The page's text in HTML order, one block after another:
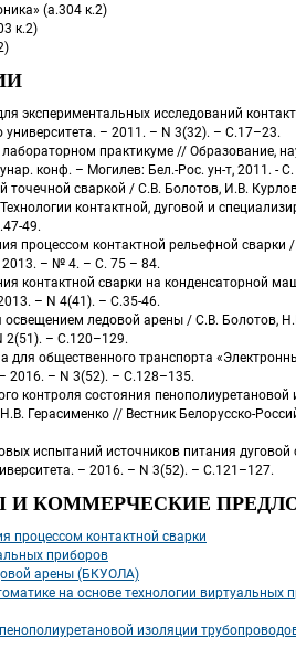
(а.304 к.2)
к.2)
экспериментальных исследований
– 2011. – N 3(32). – С.17–23.
практикуме // Образование,
конф. – Могилев: Бел.-Рос. ун-т, 2011. - С.
точечной сваркой / С.В. Болотов, И.В.
контактной, дуговой и
49.
процессом контактной рельефной
2013. – № 4. – С. 75 – 84.
контактной сварки на конденсаторной
– N 4(41). – С.35-46.
ледовой арены / С.В. Болотов,
2(51). – С.120–129.
общественного транспорта
2016. – N 3(52). – С.128–135.
контроля состояния
Герасименко // Вестник Белорусско-
испытаний источников питания
– 2016. – N 3(52). – С.121–127.
И КОММЕРЧЕСКИЕ
процессом контактной сварки
приборов
арены (БКУОЛА)
на основе технологии виртуальных
изоляции